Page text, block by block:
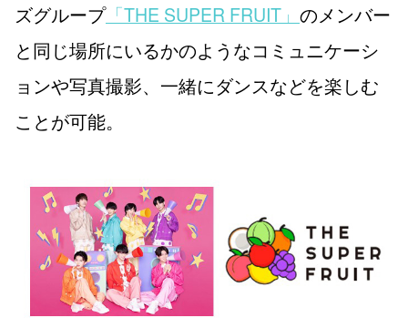
ズグループ「THE SUPER FRUIT」 のメンバー
と同じ場所にいるかのようなコミュニケーシ
ョンや写真撮影、一緒にダンスなどを楽しむ
ことが可能。